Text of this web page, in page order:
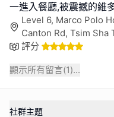
一進入餐廳,被震撼的維
Level 6, Marco Polo
Canton Rd, Tsim Sha
評分
顯示所有留言(1)...
社群主題